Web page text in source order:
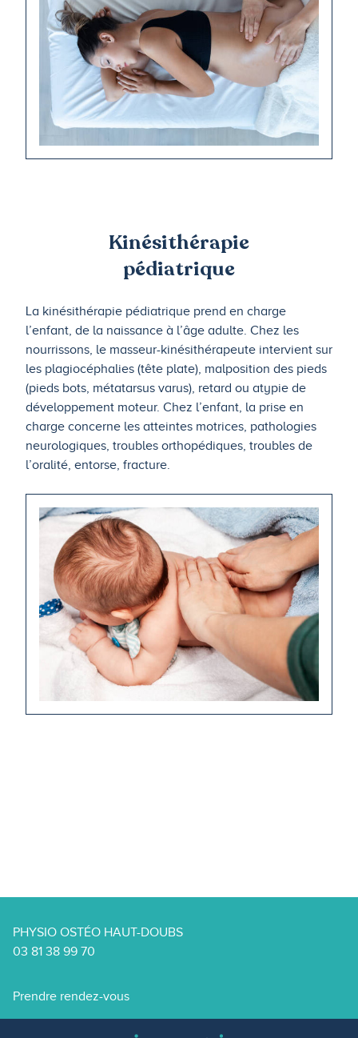
Kinésithérapie
pédiatrique
La kinésithérapie pédiatrique prend en charge
l’enfant, de la naissance à l’âge adulte. Chez les
nourrissons, le masseur-kinésithérapeute intervient sur
les plagiocéphalies (tête plate), malposition des pieds
(pieds bots, métatarsus varus), retard ou atypie de
développement moteur. Chez l’enfant, la prise en
charge concerne les atteintes motrices, pathologies
neurologiques, troubles orthopédiques, troubles de
l’oralité, entorse, fracture.
PHYSIO OSTÉO HAUT-DOUBS
03 81 38 99 70
Prendre rendez-vous